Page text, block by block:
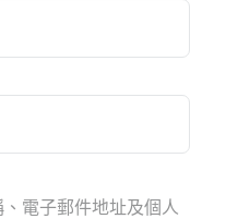
電子郵件地址及個人